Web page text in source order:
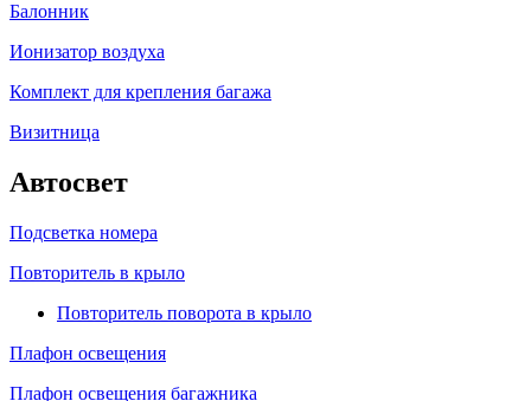
Балонник
Ионизатор воздуха
Комплект для крепления багажа
Визитница
Автосвет
Подсветка номера
Повторитель в крыло
Повторитель поворота в крыло
Плафон освещения
Плафон освещения багажника